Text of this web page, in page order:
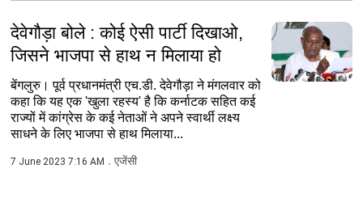
देवेगौड़ा बोले : कोई ऐसी पार्टी दिखाओ,
जिसने भाजपा से हाथ न मिलाया हो
बेंगलुरु। पूर्व प्रधानमंत्री एच.डी. देवेगौड़ा ने मंगलवार को
कहा कि यह एक 'खुला रहस्य' है कि कर्नाटक सहित कई
राज्यों में कांग्रेस के कई नेताओं ने अपने स्वार्थी लक्ष्य
साधने के लिए भाजपा से हाथ मिलाया...
7 June 2023 7:16 AM एजेंसी